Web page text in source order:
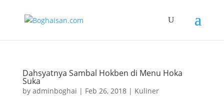
Dahsyatnya Sambal Hokben di Menu Hoka
Suka
by adminboghai | Feb 26, 2018| Kuliner